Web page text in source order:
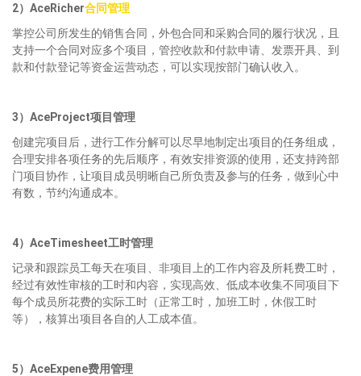
2）AceRicher合同管理
掌控公司所发生的销售合同，外包合同和采购合同的履行状况，且
支持一个合同对应多个项目，管控收款和付款申请、发票开具、到
款和付款登记等资金运营动态，可以实现按部门确认收入。
3）AceProject项目管理
创建完项目后，进行工作分解可以尽早地制定出项目的任务组成，
合理安排各项任务的先后顺序，有效安排资源的使用，还支持跨部
门项目协作，让项目成员明晰自己所负责及参与的任务，做到心中
有数，节约沟通成本。
4）AceTimesheet工时管理
记录和跟踪员工每天在项目、非项目上的工作内容及所耗费工时，
经过有效性审核的工时和内容，实现高效、低成本收集不同项目下
每个成员所花费的实际工时（正常工时，加班工时，休假工时
等），核算出项目各自的人工成本值。
5）AceExpene费用管理